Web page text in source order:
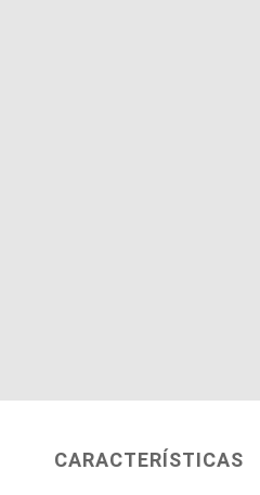
CARACTERÍSTICAS